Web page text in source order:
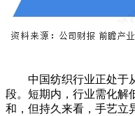
中国纺织行业正处于从
段。短期内，行业需化解
和，但持久来看，手艺立